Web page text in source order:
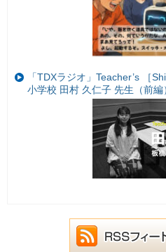
「TDXラジオ」Teacher’s ［
小学校 田村 久仁子 先生（前編